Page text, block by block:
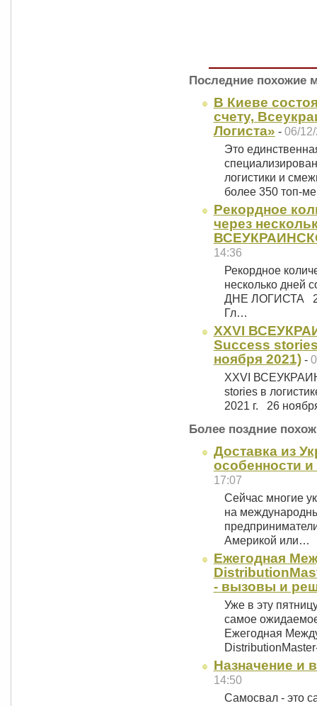
Последние похожие
В Киеве
счету,
Логиста» - 06/
Это
логистики и
более 350 топ-
Рекордное
через
14:36
Рекордное
несколько
ДНЕ ЛОГИСТА 26
Гл…
ХХVI
Success
ноября 2021)-
ХХVI
stories в
2021 г. 26
Более поздние
Доставка из
особенности и
17:07
Сейчас многие
на
Америкой или…
Ежегодная
- вызовы и
Уже в эту
самое
Ежегодная
Назначение и
14:50
Самосвал - это